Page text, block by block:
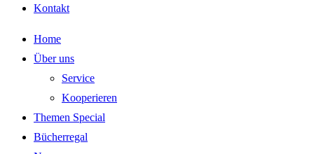
Kontakt
Home
Über uns
Service
Kooperieren
Themen Special
Bücherregal